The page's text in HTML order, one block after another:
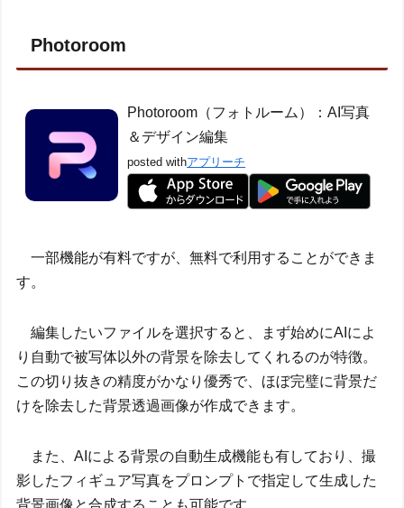
Photoroom
Photoroom（フォトルーム）：AI写真
＆デザイン編集
posted withアプリーチ
一部機能が有料ですが、無料で利用することができま
す。
編集したいファイルを選択すると、まず始めにAIによ
り自動で被写体以外の背景を除去してくれるのが特徴。
この切り抜きの精度がかなり優秀で、ほぼ完璧に背景だ
けを除去した背景透過画像が作成できます。
また、AIによる背景の自動生成機能も有しており、撮
影したフィギュア写真をプロンプトで指定して生成した
背景画像と合成することも可能です。